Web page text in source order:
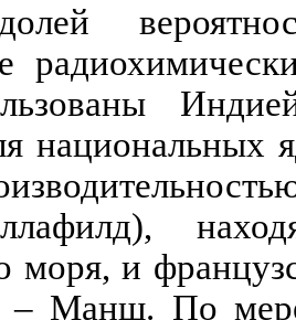
национальных
),
моря, и
– Манш. По